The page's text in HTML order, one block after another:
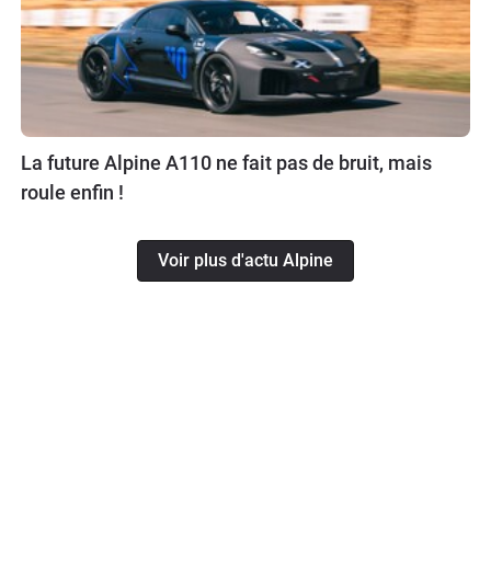
La future Alpine A110 ne fait pas de bruit, mais
roule enfin !
Voir plus d'actu Alpine